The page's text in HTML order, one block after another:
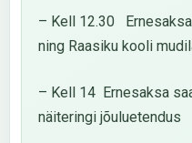
– Kell 12.30
ning Raasiku kooli
– Kell 14 Ernesaksa
näiteringi jõuluetendus